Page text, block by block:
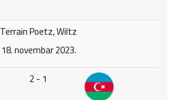
Terrain Poetz, Wiltz
18. novembar 2023.
2 - 1